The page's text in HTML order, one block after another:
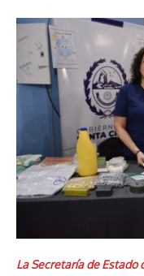
La Secretaría de Estado